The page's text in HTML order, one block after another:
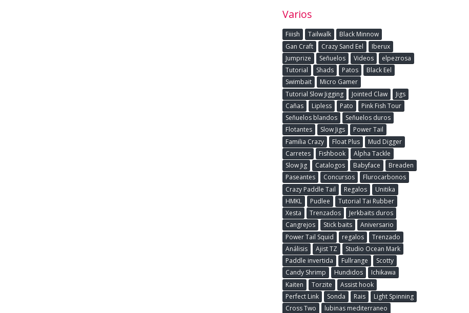
Varios
Fiiish Tailwalk
Black Minnow
Gan Craft
Crazy Sand Eel
Iberux
Jumprize
Señuelos Videos
elpezrosa
Tutorial
Shads Patos
Black Eel
Swimbait
Micro Gamer
Tutorial Slow Jigging
Jointed Claw
Jigs
Cañas
Lipless Pato
Pink Fish Tour
Señuelos blandos
Señuelos duros
Flotantes
Slow Jigs
Power Tail
Familia Crazy
Float Plus
Mud Digger
Carretes
Fishbook
Alpha Tackle
Slow Jig
Catalogos Babyface
Breaden
Paseantes
Concursos
Flurocarbonos
Crazy Paddle Tail
Regalos
Unitika
HMKL
Pudlee
Tutorial Tai Rubber
Xesta
Trenzados
Jerkbaits duros
Cangrejos
Stick baits
Aniversario
Power Tail Squid
regalos
Trenzado
Análisis
Ajist TZ
Studio Ocean Mark
Paddle invertida
Fullrange
Scotty
Candy Shrimp
Hundidos
Ichikawa
Kaiten
Torzite
Assist hook
Perfect Link
Sonda Rais
Light Spinning
Cross Two
lubinas mediterraneo